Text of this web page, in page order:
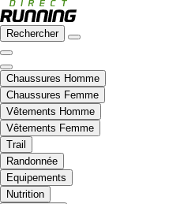
Rechercher
Chaussures Homme
Chaussures Femme
Vêtements Homme
Vêtements Femme
Trail
Randonnée
Equipements
Nutrition